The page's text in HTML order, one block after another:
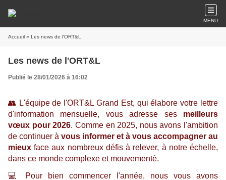
MENU
Accueil » Les news de l'ORT&L
Les news de l'ORT&L
Publié le 28/01/2026 à 16:02
👥 L'équipe de l'ORT&L Grand Est, qui élabore votre lettre
d'information mensuelle, vous adresse ses meilleurs
vœux pour 2026. Comme en 2025, nous avons l'ambition
de continuer à vous informer et à vous accompagner au
mieux face aux nombreux défis à relever, à notre échelle,
dans ce monde complexe et mouvementé.
💻
Pour bien commencer l'année, nous vous avons